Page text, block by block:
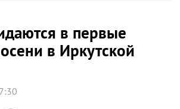
в первые
в Иркутской